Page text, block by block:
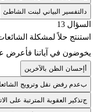
التفسير البياني لبنت الشاطئ
السؤال 13
استنتج حلاً لمشكلة
يخوضون في آياتنا فأعرض
إحسان الظن بالآخرين
بعدم رفض نقل وترويج
جتذكير العقوبة المترتبة على